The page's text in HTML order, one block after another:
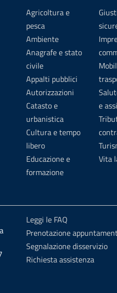
Agricoltura e
pesca
Ambiente
Anagrafe e stato
civile
Appalti pubblici
Autorizzazioni
Catasto e
urbanistica
Cultura e tempo
libero
Educazione e
formazione
e
Vita
Leggi le FAQ
Prenotazione
Segnalazione disservizio
Richiesta assistenza